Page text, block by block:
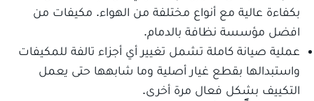
بكفاءة عالية مع أنواع مختلفة من الهواء. مكيفات من
افضل مؤسسة نظافة بالدمام.
عملية صيانة كاملة تشمل تغيير أي أجزاء تالفة للمكيفات
واستبدالها بقطع غيار أصلية وما شابهها حتى يعمل
التكييف بشكل فعال مرة أخرى.